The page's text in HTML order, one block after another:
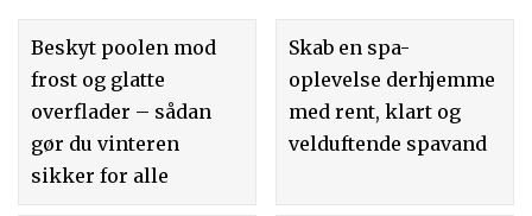
Beskyt poolen mod
frost og glatte
overflader – sådan
gør du vinteren
sikker for alle
Skab en spa-
oplevelse derhjemme
med rent, klart og
velduftende spavand